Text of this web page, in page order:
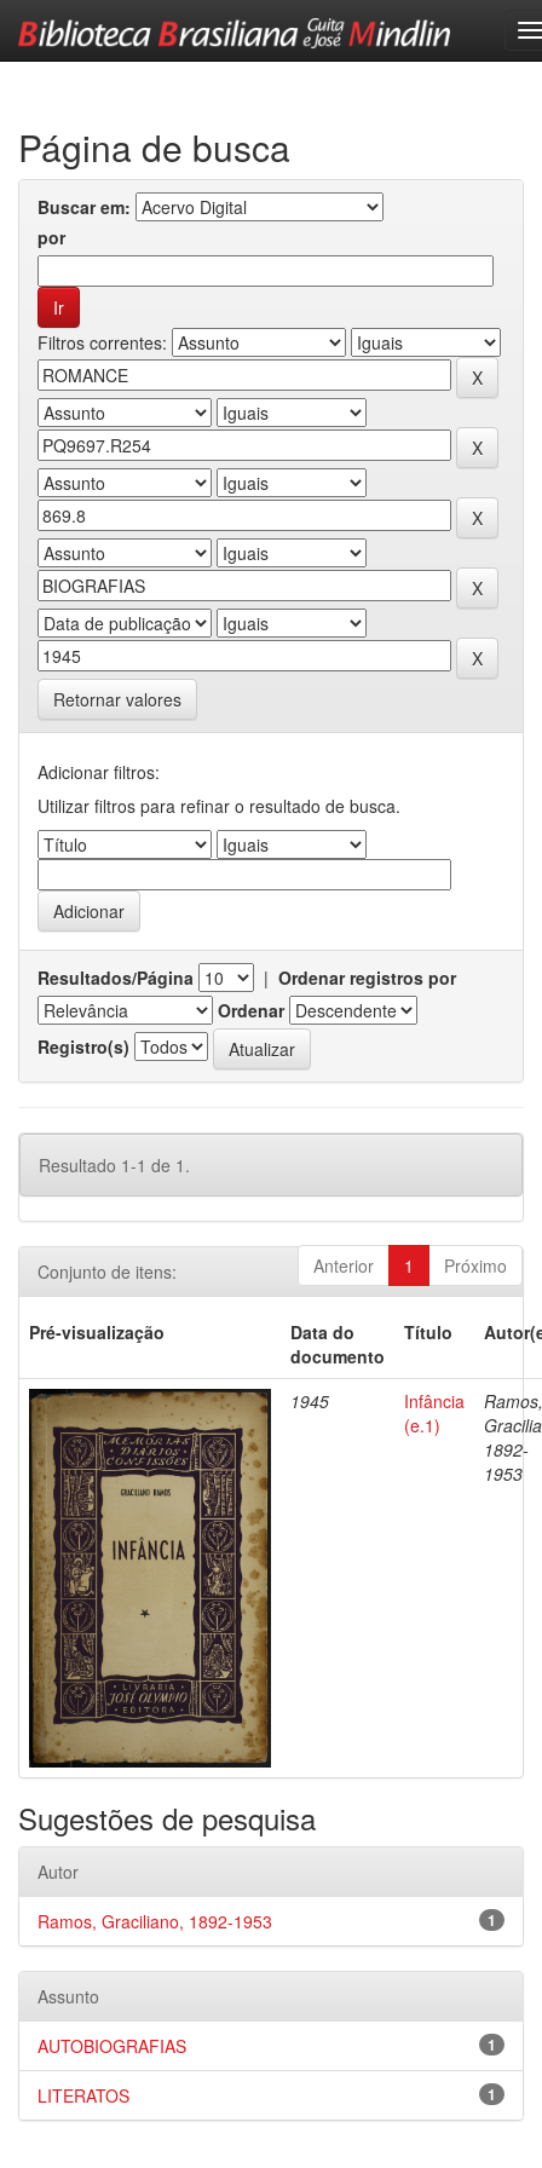
Página de busca
Buscar em:
por
Filtros correntes:
Retornar valores
Adicionar filtros:
Utilizar filtros para refinar o resultado de busca.
Resultados/Página | Ordenar registros por
Ordenar
Registro(s)
Resultado 1-1 de 1.
Anterior 1 Próximo
Conjunto de itens:
Pré-visualização
Data do
documento
Título
1945
Infância
(e.1)
Ramos,
1892-
1953
Sugestões de pesquisa
Autor
1
Ramos, Graciliano, 1892-1953
Assunto
1
AUTOBIOGRAFIAS
1
LITERATOS